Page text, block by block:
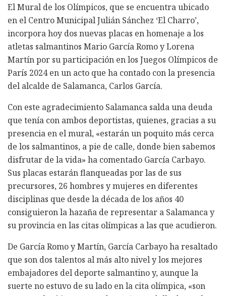
El Mural de los Olímpicos, que se encuentra ubicado
en el Centro Municipal Julián Sánchez ‘El Charro’,
incorpora hoy dos nuevas placas en homenaje a los
atletas salmantinos Mario García Romo y Lorena
Martín por su participación en los Juegos Olímpicos de
París 2024 en un acto que ha contado con la presencia
del alcalde de Salamanca, Carlos García.
Con este agradecimiento Salamanca salda una deuda
que tenía con ambos deportistas, quienes, gracias a su
presencia en el mural, «estarán un poquito más cerca
de los salmantinos, a pie de calle, donde bien sabemos
disfrutar de la vida» ha comentado García Carbayo.
Sus placas estarán flanqueadas por las de sus
precursores, 26 hombres y mujeres en diferentes
disciplinas que desde la década de los años 40
consiguieron la hazaña de representar a Salamanca y
su provincia en las citas olímpicas a las que acudieron.
De García Romo y Martín, García Carbayo ha resaltado
que son dos talentos al más alto nivel y los mejores
embajadores del deporte salmantino y, aunque la
suerte no estuvo de su lado en la cita olímpica, «son